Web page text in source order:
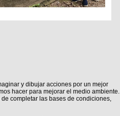
y dibujar acciones por un mejor
hacer para mejorar el medio ambiente.
completar las bases de condiciones,